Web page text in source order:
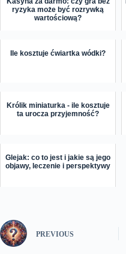
ryzyka może być rozrywką
wartościową?
Ile kosztuje ćwiartka wódki?
Królik miniaturka - ile kosztuje
ta urocza przyjemność?
Glejak: co to jest i jakie są jego
objawy, leczenie i perspektywy
PREVIOUS